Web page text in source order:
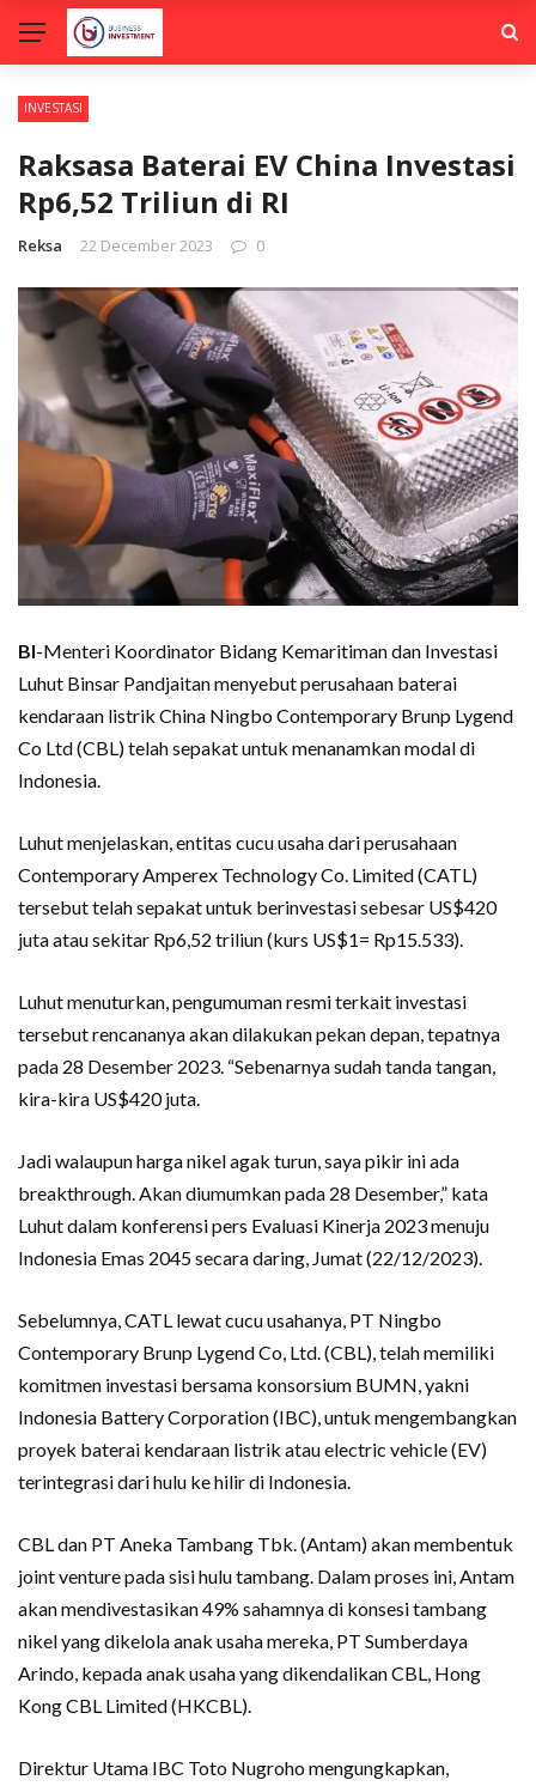
INVESTASI
Raksasa Baterai EV China Investasi
Rp6,52 Triliun di RI
Reksa 22 December 2023 0
BI-Menteri Koordinator Bidang Kemaritiman dan Investasi
Luhut Binsar Pandjaitan menyebut perusahaan baterai
kendaraan listrik China Ningbo Contemporary Brunp Lygend
Co Ltd (CBL) telah sepakat untuk menanamkan modal di
Indonesia.
Luhut menjelaskan, entitas cucu usaha dari perusahaan
Contemporary Amperex Technology Co. Limited (CATL)
tersebut telah sepakat untuk berinvestasi sebesar US$420
juta atau sekitar Rp6,52 triliun (kurs US$1= Rp15.533).
Luhut menuturkan, pengumuman resmi terkait investasi
tersebut rencananya akan dilakukan pekan depan, tepatnya
pada 28 Desember 2023. “Sebenarnya sudah tanda tangan,
kira-kira US$420 juta.
Jadi walaupun harga nikel agak turun, saya pikir ini ada
breakthrough. Akan diumumkan pada 28 Desember,” kata
Luhut dalam konferensi pers Evaluasi Kinerja 2023 menuju
Indonesia Emas 2045 secara daring, Jumat (22/12/2023).
Sebelumnya, CATL lewat cucu usahanya, PT Ningbo
Contemporary Brunp Lygend Co, Ltd. (CBL), telah memiliki
komitmen investasi bersama konsorsium BUMN, yakni
Indonesia Battery Corporation (IBC), untuk mengembangkan
proyek baterai kendaraan listrik atau electric vehicle (EV)
terintegrasi dari hulu ke hilir di Indonesia.
CBL dan PT Aneka Tambang Tbk. (Antam) akan membentuk
joint venture pada sisi hulu tambang. Dalam proses ini, Antam
akan mendivestasikan 49% sahamnya di konsesi tambang
nikel yang dikelola anak usaha mereka, PT Sumberdaya
Arindo, kepada anak usaha yang dikendalikan CBL, Hong
Kong CBL Limited (HKCBL).
Direktur Utama IBC Toto Nugroho mengungkapkan,